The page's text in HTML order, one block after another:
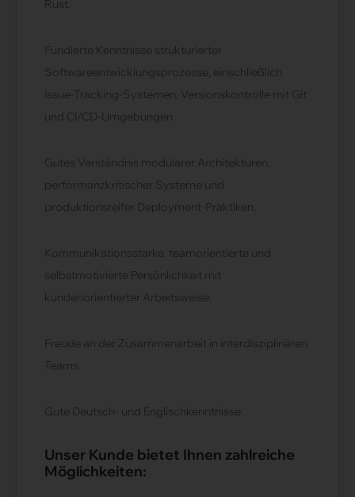
Rust.
Fundierte Kenntnisse strukturierter
Softwareentwicklungsprozesse, einschließlich
Issue-Tracking-Systemen, Versionskontrolle mit Git
und CI/CD-Umgebungen.
Gutes Verständnis modularer Architekturen,
performanzkritischer Systeme und
produktionsreifer Deployment-Praktiken.
Kommunikationsstarke, teamorientierte und
selbstmotivierte Persönlichkeit mit
kundenorientierter Arbeitsweise.
Freude an der Zusammenarbeit in interdisziplinären
Teams.
Gute Deutsch- und Englischkenntnisse
Unser Kunde bietet Ihnen zahlreiche
Möglichkeiten: